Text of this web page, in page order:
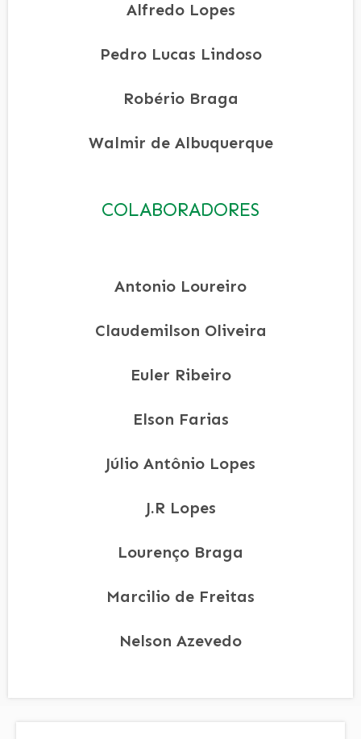
Alfredo Lopes
Pedro Lucas Lindoso
Robério Braga
Walmir de Albuquerque
COLABORADORES
Antonio Loureiro
Claudemilson Oliveira
Euler Ribeiro
Elson Farias
Júlio Antônio Lopes
J.R Lopes
Lourenço Braga
Marcilio de Freitas
Nelson Azevedo